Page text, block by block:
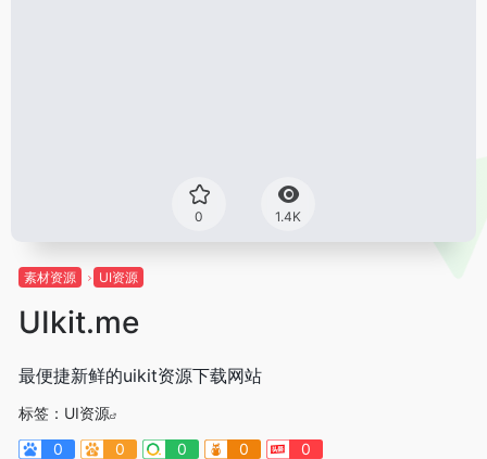
0 1.4K
素材资源 UI资源
UIkit.me
最便捷新鲜的uikit资源下载网站
标签： UI资源
0
0 0 0 0